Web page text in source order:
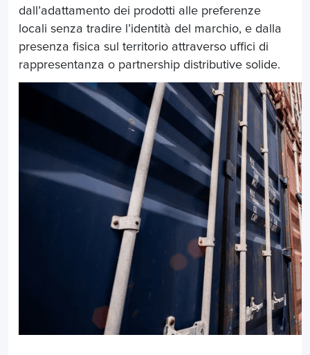
dall’adattamento dei prodotti alle preferenze
locali senza tradire l’identità del marchio, e dalla
presenza fisica sul territorio attraverso uffici di
rappresentanza o partnership distributive solide.